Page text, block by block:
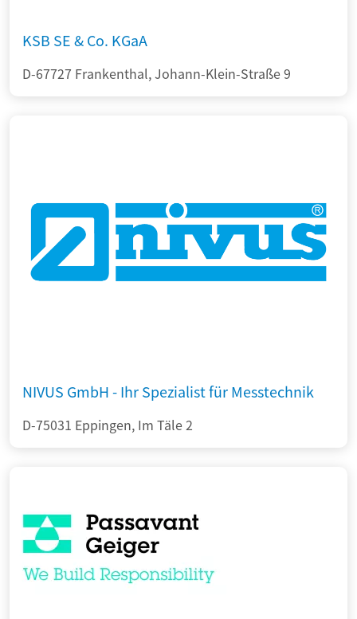
KSB SE & Co. KGaA
D-67727 Frankenthal, Johann-Klein-Straße 9
NIVUS GmbH - Ihr Spezialist für Messtechnik
D-75031 Eppingen, Im Täle 2